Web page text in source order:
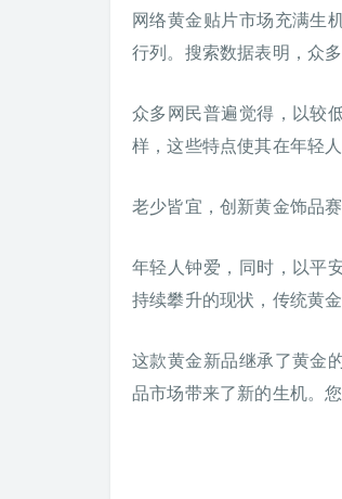
网络黄金贴片市场充满生
行列。搜索数据表明，众
众多网民普遍觉得，以较
样，这些特点使其在年轻人
老少皆宜，创新黄金饰品
年轻人钟爱，同时，以平
持续攀升的现状，传统黄
这款黄金新品继承了黄金
品市场带来了新的生机。